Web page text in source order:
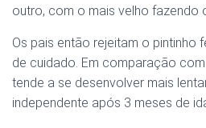
outro, com o mais velho fazendo
Os pais então rejeitam o pintinho
de cuidado. Em comparação
tende a se desenvolver mais
independente após 3 meses de